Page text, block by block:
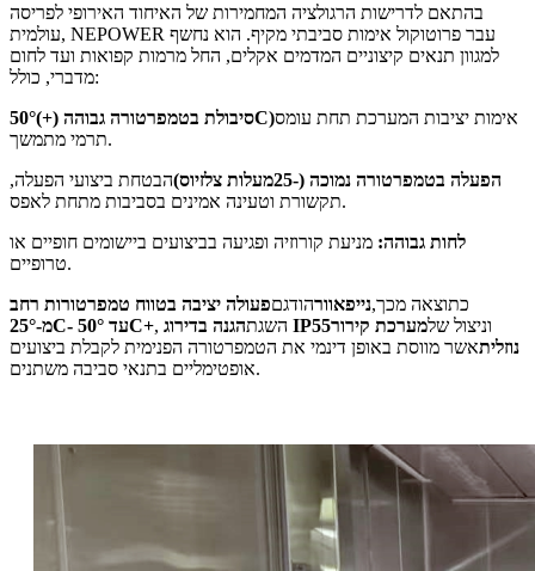
בהתאם לדרישות הרגולציה המחמירות של האיחוד האירופי לפריסה
עולמית, NEPOWER עבר פרוטוקול אימות סביבתי מקיף. הוא נחשף
למגוון תנאים קיצוניים המדמים אקלים, החל מרמות קפואות ועד לחום
מדברי, כולל:
סיבולת בטמפרטורה גבוהה (+)
5 0°C)אימות יציבות המערכת תחת עומס
תרמי מתמשך.
הפעלה בטמפרטורה נמוכה (-25מעלות צלזיוס)הבטחת ביצועי הפעלה,
תקשורת וטעינה אמינים בסביבות מתחת לאפס.
לחות גבוהה: מניעת קורוזיה ופגיעה בביצועים ביישומים חופיים או
טרופיים.
כתוצאה מכך,נייפאוורהודגםפעולה יציבה בטווח טמפרטורות רחב
מ-25°C- עד 50°C+
, השגת הגנה בדירוג IP55 וניצול שלמערכת קירור
נוזליתאשר מווסת באופן דינמי את הטמפרטורה הפנימית לקבלת ביצועים
אופטימליים בתנאי סביבה משתנים.